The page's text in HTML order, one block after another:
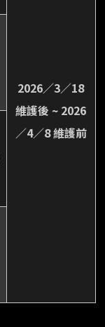
2026／3／18
維護後 ~ 2026
／4／8 維護前